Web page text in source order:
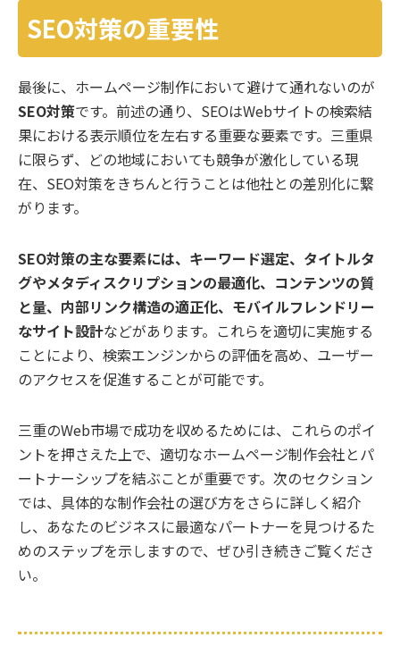
SEO対策の重要性
最後に、ホームページ制作において避けて通れないのが
SEO対策です。前述の通り、SEOはWebサイトの検索結
果における表示順位を左右する重要な要素です。三重県
に限らず、どの地域においても競争が激化している現
在、SEO対策をきちんと行うことは他社との差別化に繋
がります。
SEO対策の主な要素には、キーワード選定、タイトルタ
グやメタディスクリプションの最適化、コンテンツの質
と量、内部リンク構造の適正化、モバイルフレンドリー
なサイト設計などがあります。これらを適切に実施する
ことにより、検索エンジンからの評価を高め、ユーザー
のアクセスを促進することが可能です。
三重のWeb市場で成功を収めるためには、これらのポイ
ントを押さえた上で、適切なホームページ制作会社とパ
ートナーシップを結ぶことが重要です。次のセクション
では、具体的な制作会社の選び方をさらに詳しく紹介
し、あなたのビジネスに最適なパートナーを見つけるた
めのステップを示しますので、ぜひ引き続きご覧くださ
い。